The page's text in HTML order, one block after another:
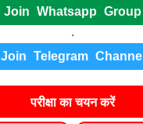
Join Whatsapp Group
.
Join Telegram Channel
परीक्षा का चयन करें